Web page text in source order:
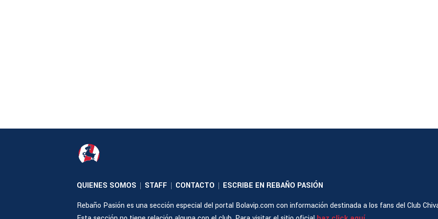
QUIENES SOMOS | STAFF | CONTACTO | ESCRIBE EN REBAÑO PASIÓN
Rebaño Pasión es una sección especial del portal Bolavip.com con información destinada a los fans del Club